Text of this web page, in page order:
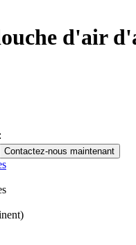
d'air
Contactez-nous maintenant